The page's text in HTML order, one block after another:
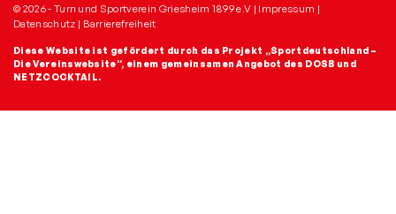
© 2026 - Turn und Sportverein Griesheim 1899 e.V | Impressum |
Datenschutz | Barrierefreiheit
Diese Website ist gefördert durch das Projekt „Sportdeutschland –
Die Vereinswebsite”, einem gemeinsamen Angebot des DOSB und
NETZCOCKTAIL.